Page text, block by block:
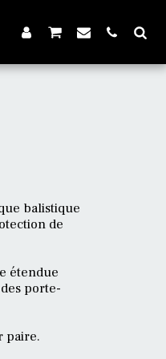
balistique
de
étendue
porte-
paire.